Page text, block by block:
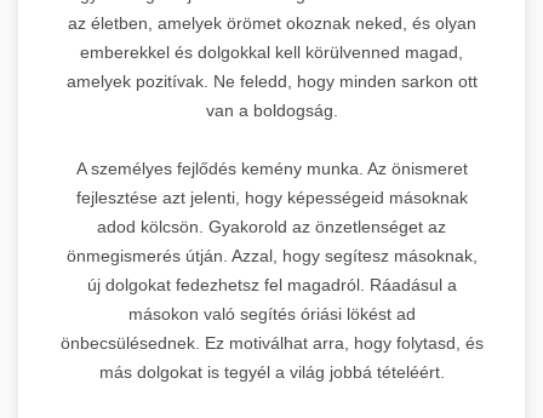
az életben, amelyek örömet okoznak neked, és olyan
emberekkel és dolgokkal kell körülvenned magad,
amelyek pozitívak. Ne feledd, hogy minden sarkon ott
van a boldogság.
A személyes fejlődés kemény munka. Az önismeret
fejlesztése azt jelenti, hogy képességeid másoknak
adod kölcsön. Gyakorold az önzetlenséget az
önmegismerés útján. Azzal, hogy segítesz másoknak,
új dolgokat fedezhetsz fel magadról. Ráadásul a
másokon való segítés óriási lökést ad
önbecsülésednek. Ez motiválhat arra, hogy folytasd, és
más dolgokat is tegyél a világ jobbá tételéért.